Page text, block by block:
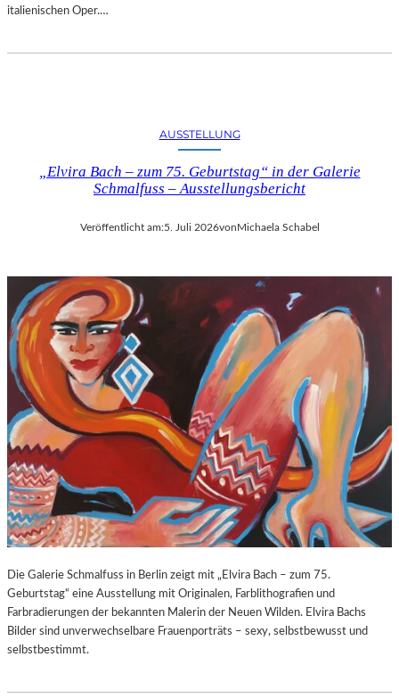
–
I
C
A
Z
A
R
T
S
7
0
.
G
E
B
U
T
S
T
A
italienischen Oper.…
AUSSTELLUNG
„Elvira Bach – zum 75. Geburtstag“ in der Galerie
Schmalfuss – Ausstellungsbericht
Veröffentlicht am:5. Juli 2026von Michaela Schabel
Die Galerie Schmalfuss in Berlin zeigt mit „Elvira Bach – zum 75.
Geburtstag“ eine Ausstellung mit Originalen, Farblithografien und
Farbradierungen der bekannten Malerin der Neuen Wilden. Elvira Bachs
Bilder sind unverwechselbare Frauenporträts – sexy, selbstbewusst und
selbstbestimmt.